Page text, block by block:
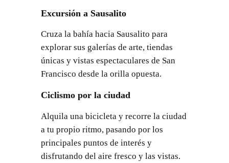
Excursión a Sausalito
Cruza la bahía hacia Sausalito para
explorar sus galerías de arte, tiendas
únicas y vistas espectaculares de San
Francisco desde la orilla opuesta.
Ciclismo por la ciudad
Alquila una bicicleta y recorre la ciudad
a tu propio ritmo, pasando por los
principales puntos de interés y
disfrutando del aire fresco y las vistas.